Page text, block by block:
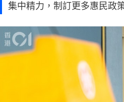
集中精力，制訂更多惠民政